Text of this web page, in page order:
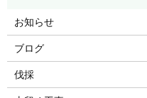
お知らせ
ブログ
伐採